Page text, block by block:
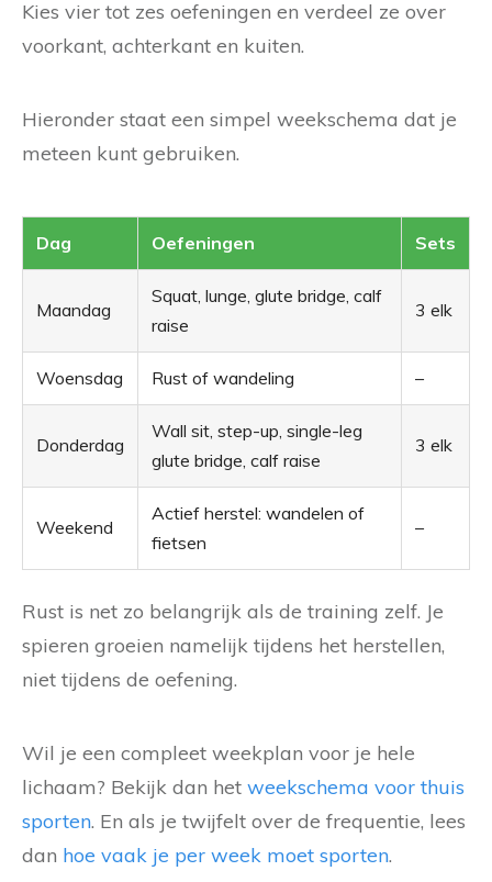
Kies vier tot zes oefeningen en verdeel ze over
voorkant, achterkant en kuiten.
Hieronder staat een simpel weekschema dat je
meteen kunt gebruiken.
Dag Oefeningen Sets
Maandag
Squat, lunge, glute bridge, calf
raise
3 elk
Woensdag Rust of wandeling –
Donderdag
Wall sit, step-up, single-leg
glute bridge, calf raise
3 elk
Weekend
Actief herstel: wandelen of
fietsen
–
Rust is net zo belangrijk als de training zelf. Je
spieren groeien namelijk tijdens het herstellen,
niet tijdens de oefening.
Wil je een compleet weekplan voor je hele
lichaam? Bekijk dan het weekschema voor thuis
sporten. En als je twijfelt over de frequentie, lees
dan hoe vaak je per week moet sporten.